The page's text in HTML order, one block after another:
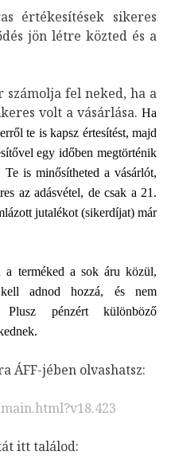
értékesítések sikeres
jön létre közted és a
fel neked, ha a
volt a vásárlása. Ha
erről te is kapsz értesítést, majd
egy időben megtörténik
Te is minősítheted a vásárlót,
az adásvétel, de csak a 21.
jutalékot (sikerdíjat) már
a terméked a sok áru közül,
adnod hozzá, és nem
Plusz pénzért különböző
ÁFF-jében olvashatsz:
itt találod: